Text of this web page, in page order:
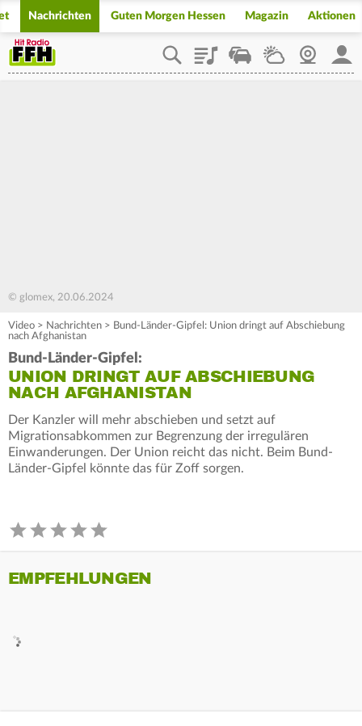
Nachrichten Guten Morgen Hessen Magazin Aktionen
PlaylistStaupilotWetterWebcam
© glomex, 20.06.2024
Video > Nachrichten > Bund-Länder-Gipfel: Union dringt auf Abschiebung
nach Afghanistan
Bund-Länder-Gipfel:
UNION DRINGT AUF ABSCHIEBUNG
NACH AFGHANISTAN
Der Kanzler will mehr abschieben und setzt auf
Migrationsabkommen zur Begrenzung der irregulären
Einwanderungen. Der Union reicht das nicht. Beim Bund-
Länder-Gipfel könnte das für Zoff sorgen.
EMPFEHLUNGEN